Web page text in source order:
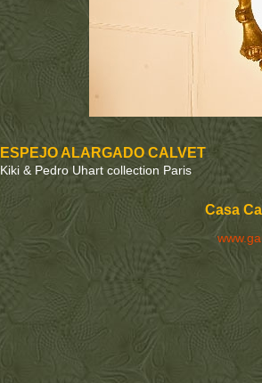
ESPEJO ALARGADO CALVET
Kiki & Pedro Uhart collection Paris
Casa